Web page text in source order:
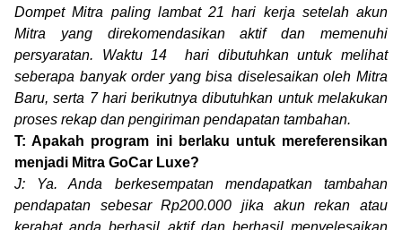
Dompet Mitra paling lambat 21 hari kerja setelah akun
Mitra yang direkomendasikan aktif dan memenuhi
persyaratan. Waktu 14 hari dibutuhkan untuk melihat
seberapa banyak order yang bisa diselesaikan oleh Mitra
Baru, serta 7 hari berikutnya dibutuhkan untuk melakukan
proses rekap dan pengiriman pendapatan tambahan.
T: Apakah program ini berlaku untuk mereferensikan
menjadi Mitra GoCar Luxe?
J: Ya. Anda berkesempatan mendapatkan tambahan
pendapatan sebesar Rp200.000 jika akun rekan atau